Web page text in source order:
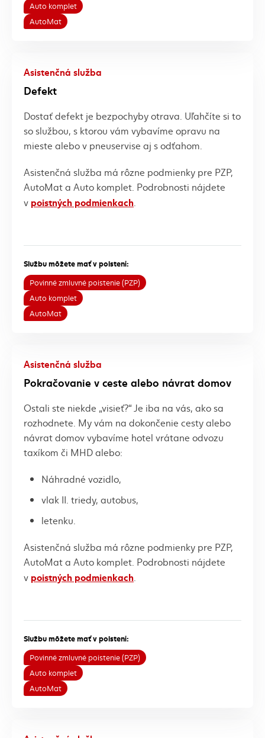
Auto komplet
AutoMat
Asistenčná služba
Defekt
Dostať defekt je bezpochyby otrava. Uľahčíte si to
so službou, s ktorou vám vybavíme opravu na
mieste alebo v pneuservise aj s odťahom.
Asistenčná služba má rôzne podmienky pre PZP,
AutoMat a Auto komplet. Podrobnosti nájdete
v poistných podmienkach
Službu môžete mať v poistení:
Povinné zmluvné poistenie (PZP)
Auto komplet
AutoMat
Asistenčná služba
Pokračovanie v ceste alebo návrat domov
Ostali ste niekde „visieť?“ Je iba na vás, ako sa
rozhodnete. My vám na dokončenie cesty alebo
návrat domov vybavíme hotel vrátane odvozu
taxíkom či MHD alebo:
Náhradné vozidlo,
vlak II. triedy, autobus,
letenku.
Asistenčná služba má rôzne podmienky pre PZP,
AutoMat a Auto komplet. Podrobnosti nájdete
v poistných podmienkach
Službu môžete mať v poistení:
Povinné zmluvné poistenie (PZP)
Auto komplet
AutoMat